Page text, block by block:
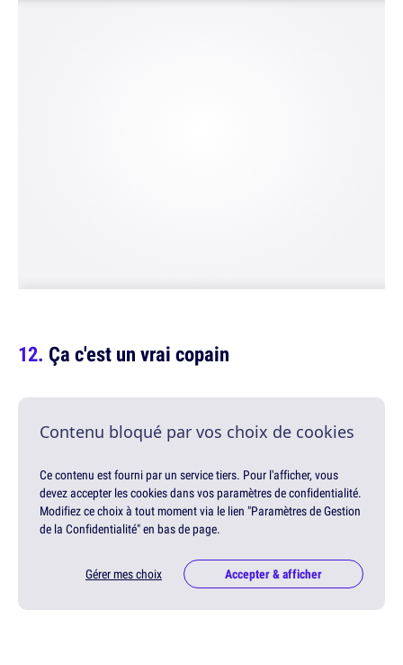
Ça c'est un vrai copain
Contenu bloqué par vos choix de cookies
Ce contenu est fourni par un service tiers. Pour l'afficher, vous
devez accepter les cookies dans vos paramètres de confidentialité.
Modifiez ce choix à tout moment via le lien "Paramètres de Gestion
de la Confidentialité" en bas de page.
Gérer mes choix Accepter & afficher